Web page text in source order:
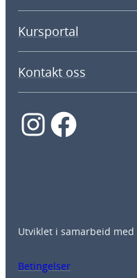
Kursportal
Kontakt oss
InstagramFacebook
Utviklet i samarbeid med
Betingelser